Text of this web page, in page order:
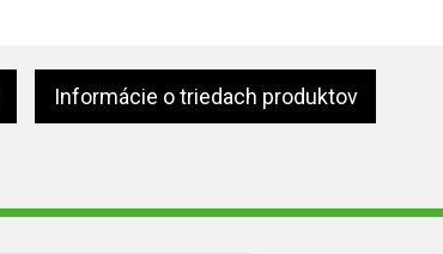
Informácie o triedach produktov